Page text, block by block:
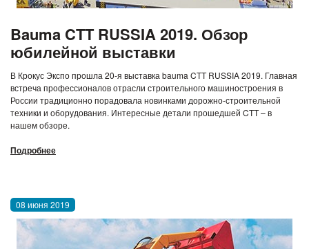
Bauma CTT RUSSIA 2019. Обзор
юбилейной выставки
В Крокус Экспо прошла 20-я выставка bauma CTT RUSSIA 2019. Главная
встреча профессионалов отрасли строительного машиностроения в
России традиционно порадовала новинками дорожно-строительной
техники и оборудования. Интересные детали прошедшей CTT – в
нашем обзоре.
Подробнее
08 июня 2019